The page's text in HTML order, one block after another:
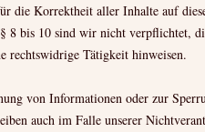
die Korrektheit aller Inhalte auf
8 bis 10 sind wir nicht verpflichtet,
rechtswidrige Tätigkeit hinweisen.
von Informationen oder zur
auch im Falle unserer